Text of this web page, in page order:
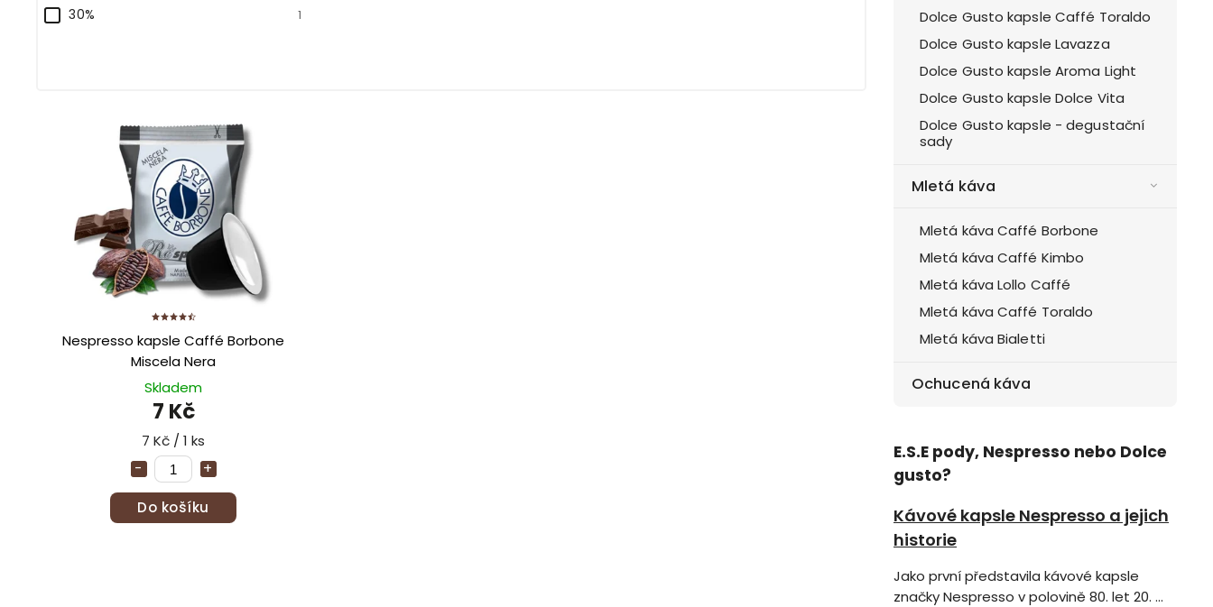
Dolce Gusto kapsle Caffé Toraldo
Dolce Gusto kapsle Lavazza
Dolce Gusto kapsle Aroma Light
Dolce Gusto kapsle Dolce Vita
Dolce Gusto kapsle - degustační
sady
Mletá káva
Mletá káva Caffé Borbone
Mletá káva Caffé Kimbo
Mletá káva Lollo Caffé
Mletá káva Caffé Toraldo
Mletá káva Bialetti
Ochucená káva
E.S.E pody, Nespresso nebo Dolce
gusto?
Kávové kapsle Nespresso a jejich
historie
Jako první představila kávové kapsle
značky Nespresso v polovině 80. let 20. ...
30% 1
Nespresso kapsle Caffé Borbone
Miscela Nera
Skladem
7 Kč
7 Kč / 1 ks
Do košíku